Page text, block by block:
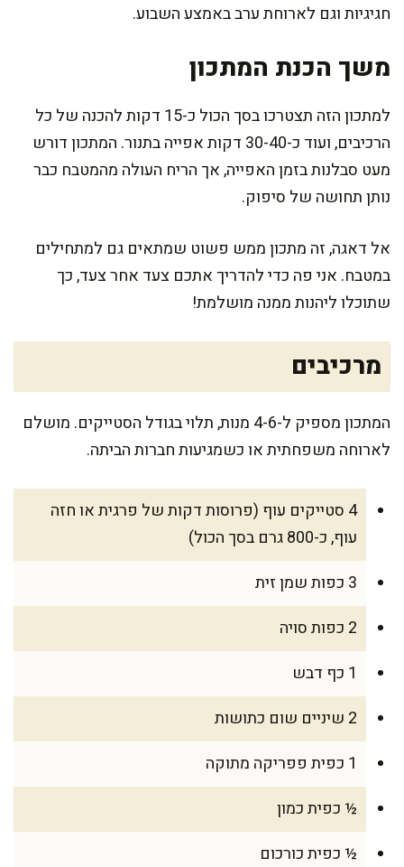
חגיגיות וגם לארוחת ערב באמצע השבוע.
משך הכנת המתכון
למתכון הזה תצטרכו בסך הכול כ-15 דקות להכנה של כל
הרכיבים, ועוד כ-30-40 דקות אפייה בתנור. המתכון דורש
מעט סבלנות בזמן האפייה, אך הריח העולה מהמטבח כבר
נותן תחושה של סיפוק.
אל דאגה, זה מתכון ממש פשוט שמתאים גם למתחילים
במטבח. אני פה כדי להדריך אתכם צעד אחר צעד, כך
שתוכלו ליהנות ממנה מושלמת!
מרכיבים
המתכון מספיק ל-4-6 מנות, תלוי בגודל הסטייקים. מושלם
לארוחה משפחתית או כשמגיעות חברות הביתה.
4 סטייקים עוף (פרוסות דקות של פרגית או חזה
עוף, כ-800 גרם בסך הכול)
3 כפות שמן זית
2 כפות סויה
1 כף דבש
2 שיניים שום כתושות
1 כפית פפריקה מתוקה
½ כפית כמון
½ כפית כורכום